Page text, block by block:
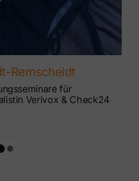
Remscheidt
für
Verivox & Check24